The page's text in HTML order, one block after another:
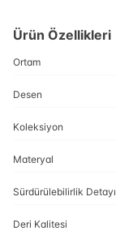
Ürün Özellikleri
Ortam
Desen
Koleksiyon
Materyal
Sürdürülebilirlik Detayı
Deri Kalitesi